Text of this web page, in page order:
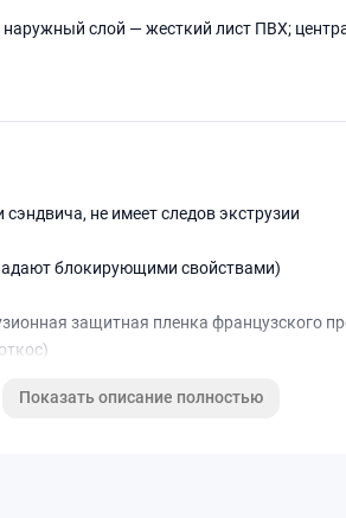
слой — жесткий лист ПВХ;
не имеет следов экструзии
блокирующими свойствами)
защитная пленка французского
Показать описание полностью